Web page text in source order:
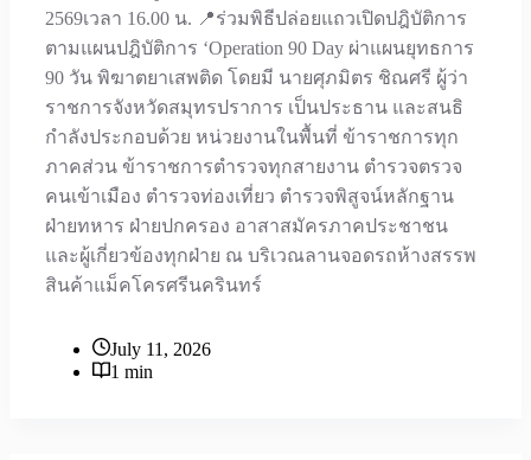
2569เวลา 16.00 น. 📍ร่วมพิธีปล่อยแถวเปิดปฎิบัติการ
ตามแผนปฎิบัติการ ‘Operation 90 Day ผ่าแผนยุทธการ
90 วัน พิฆาตยาเสพติด โดยมี นายศุภมิตร ชิณศรี ผู้ว่า
ราชการจังหวัดสมุทรปราการ เป็นประธาน และสนธิ
กำลังประกอบด้วย หน่วยงานในพื้นที่ ข้าราชการทุก
ภาคส่วน ข้าราชการตำรวจทุกสายงาน ตำรวจตรวจ
คนเข้าเมือง ตำรวจท่องเที่ยว ตำรวจพิสูจน์หลักฐาน
ฝ่ายทหาร ฝ่ายปกครอง อาสาสมัครภาคประชาชน
และผู้เกี่ยวข้องทุกฝ่าย ณ บริเวณลานจอดรถห้างสรรพ
สินค้าแม็คโครศรีนครินทร์
July 11, 2026
1 min